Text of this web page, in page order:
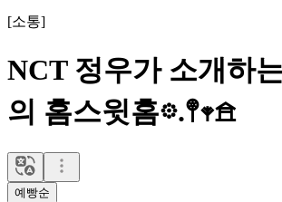
[소통]
NCT 정우가 소개하
의 홈스윗홈𖡼.𖤣𖥧𖠿
예빵순